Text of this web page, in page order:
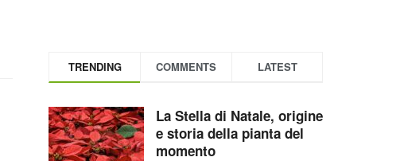
TRENDING COMMENTS LATEST
La Stella di Natale, origine
e storia della pianta del
momento